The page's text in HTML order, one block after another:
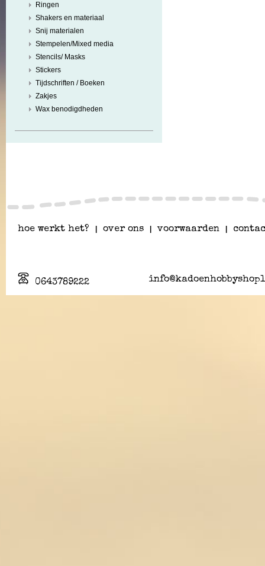
Ringen
Shakers en materiaal
Snij materialen
Stempelen/Mixed media
Stencils/ Masks
Stickers
Tijdschriften / Boeken
Zakjes
Wax benodigdheden
hoe werkt het? over ons voorwaarden
0643789222